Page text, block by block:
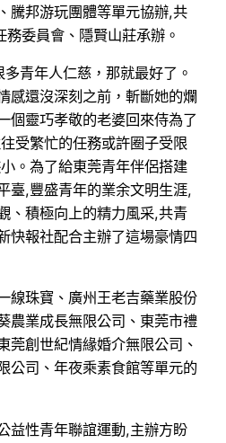
騰邦游玩團體等單元協辦,共
務委員會、隱賢山莊承辦。
青年人仁慈，那就最好了。
感還沒深刻之前，斬斷她的爛
個靈巧孝敬的老婆回來侍為了
受繁忙的任務或許圈子受限
。為了給東莞青年伴侶搭建
臺,豐盛青年的業余文明生涯,
、積極向上的精力風采,共青
快報社配合主辦了這場豪情四
線珠寶、廣州王老吉藥業股份
農業成長無限公司、東莞市禮
莞創世紀情緣婚介無限公司、
公司、年夜乘素食館等單元的
益性青年聯誼運動,主辦方盼